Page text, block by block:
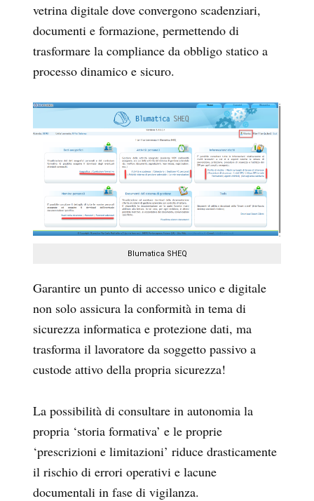
vetrina digitale dove convergono scadenziari,
documenti e formazione, permettendo di
trasformare la compliance da obbligo statico a
processo dinamico e sicuro.
Blumatica SHEQ
Garantire un punto di accesso unico e digitale
non solo assicura la conformità in tema di
sicurezza informatica e protezione dati, ma
trasforma il lavoratore da soggetto passivo a
custode attivo della propria sicurezza!
La possibilità di consultare in autonomia la
propria ‘storia formativa’ e le proprie
‘prescrizioni e limitazioni’ riduce drasticamente
il rischio di errori operativi e lacune
documentali in fase di vigilanza.